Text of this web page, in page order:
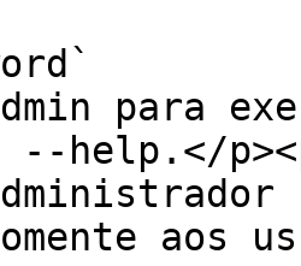
para
--help.</
aos